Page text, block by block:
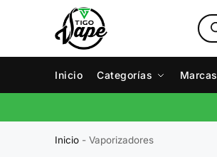
Inicio Categorías Marcas
Inicio - Vaporizadores